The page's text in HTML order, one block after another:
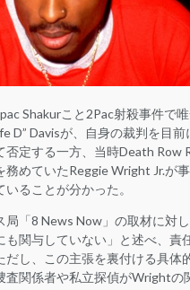
LOGIN
Shakurこと2Pac射殺事件で
D” Davisが、自身の裁判を目
否定する一方、当時Death Row
務めていたReggie Wright Jr.が
ることが分かった。
局「8 News Now」の取材に対
も関与していない」と述べ、責
だし、この主張を裏付ける具体
査関係者や私立探偵がWrightの